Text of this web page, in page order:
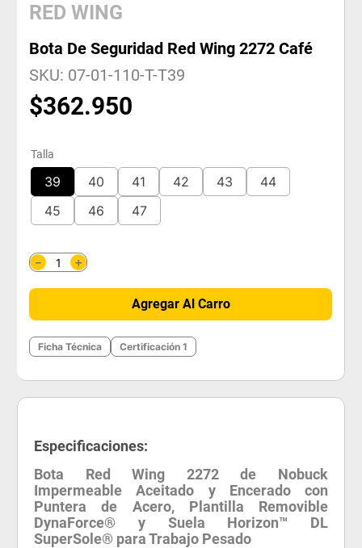
RED WING
Bota De Seguridad Red Wing 2272 Café
SKU: 07-01-110-T-T39
$362.950
Talla
39 40 41 42 43
44
45
46 47
＋
－
Agregar Al Carro
Ficha Técnica Certificación 1
Especificaciones:
Bota Red Wing 2272 de Nobuck
Impermeable Aceitado y Encerado con
Puntera de Acero, Plantilla Removible
DynaForce® y Suela Horizon™ DL
SuperSole® para Trabajo Pesado